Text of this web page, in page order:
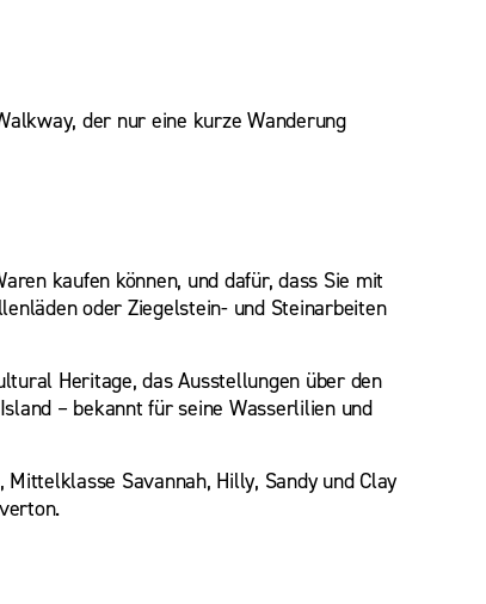
der nur eine kurze Wanderung
kaufen können, und dafür, dass Sie mit
oder Ziegelstein- und Steinarbeiten
Heritage, das Ausstellungen über den
– bekannt für seine Wasserlilien und
Savannah, Hilly, Sandy und Clay